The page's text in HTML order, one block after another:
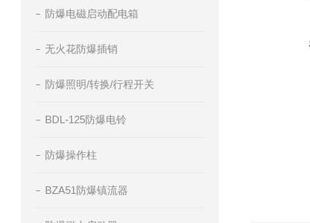
防爆电磁启动配电箱
无火花防爆插销
防爆照明/转换/行程开关
BDL-125防爆电铃
防爆操作柱
BZA51防爆镇流器